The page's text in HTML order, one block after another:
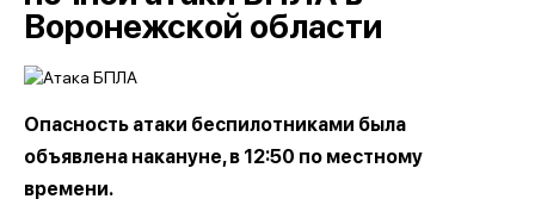
Воронежской области
Опасность атаки беспилотниками была
объявлена накануне, в 12:50 по местному
времени.